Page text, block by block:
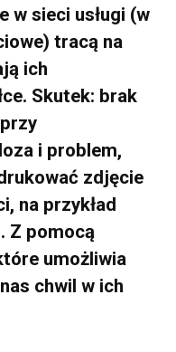
w sieci usługi (w
tracą na
ich
Skutek: brak
i problem,
zdjęcie
na przykład
Z pomocą
umożliwia
chwil w ich